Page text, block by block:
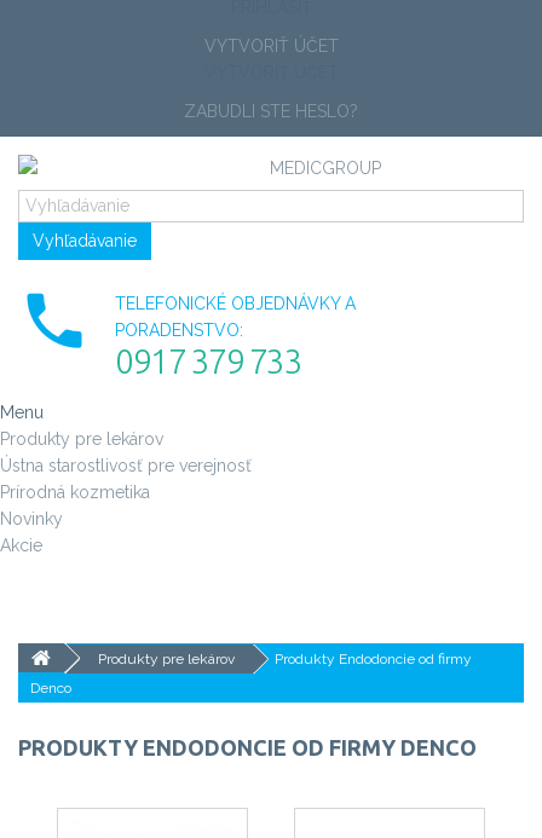
VYTVORIŤ ÚČET
ZABUDLI STE HESLO?
Vyhľadávanie
TELEFONICKÉ OBJEDNÁVKY A
PORADENSTVO:
0917 379 733
Menu
Produkty pre lekárov
Ústna starostlivosť pre verejnosť
Prírodná kozmetika
Novinky
Akcie
Produkty pre lekárov
Produkty Endodoncie od firmy
Denco
PRODUKTY ENDODONCIE OD FIRMY DENCO